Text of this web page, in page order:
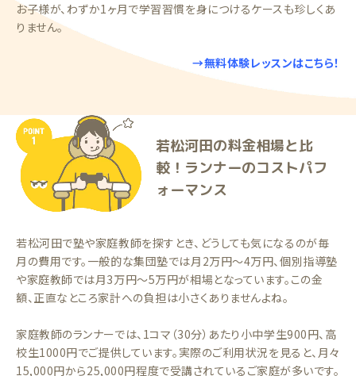
お子様が、わずか1ヶ月で学習習慣を身につけるケースも珍しくあ
りません。
→無料体験レッスンはこちら！
若松河田の料金相場と比
較！ランナーのコストパフ
ォーマンス
若松河田で塾や家庭教師を探すとき、どうしても気になるのが毎
月の費用です。一般的な集団塾では月2万円〜4万円、個別指導塾
や家庭教師では月3万円〜5万円が相場となっています。この金
額、正直なところ家計への負担は小さくありませんよね。
家庭教師のランナーでは、1コマ（30分）あたり小中学生900円、高
校生1000円でご提供しています。実際のご利用状況を見ると、月々
15,000円から25,000円程度で受講されているご家庭が多いです。